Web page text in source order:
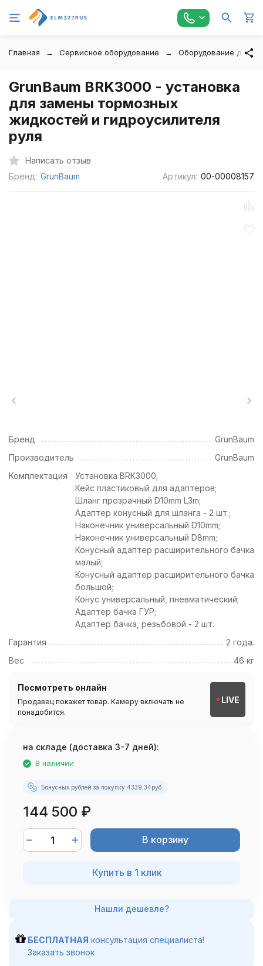
Главная Сервисное оборудование Оборудование для
GrunBaum BRK3000 - установка
для замены тормозных
жидкостей и гидроусилителя
руля
Написать отзыв
Бренд: GrunBaum Артикул: 00-00008157
Бренд
GrunBaum
Производитель
GrunBaum
Комплектация
Установка BRK3000;
Кейс пластиковый для адаптеров;
Шланг прозрачный D10mm L3m;
Адаптер конусный для шланга - 2 шт.;
Наконечник универсальный D10mm;
Наконечник универсальный D8mm;
Конусный адаптер расширительного бачка
малый;
Конусный адаптер расширительного бачка
большой;
Конус универсальный, пневматический;
Адаптер бачка ГУР;
Адаптер бачка, резьбовой - 2 шт.
Гарантия
2 года.
Вес
46 кг
Посмотреть онлайн
Продавец покажет товар. Камеру включать не
понадобится.
LIVE
на складе (доставка 3-7 дней):
В наличии
Бонусных рублей за покупку:4339.34руб.
144 500 ₽
В корзину
Купить в 1 клик
БЕСПЛАТНАЯ консультация специалиста!
Заказать звонок